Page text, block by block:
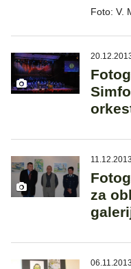
Foto: V.
za